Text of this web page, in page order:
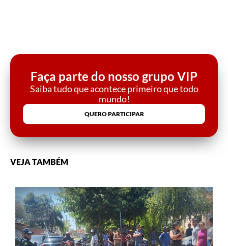
Faça parte do nosso grupo VIP
Saiba tudo que acontece primeiro que todo
mundo!
QUERO PARTICIPAR
VEJA TAMBÉM